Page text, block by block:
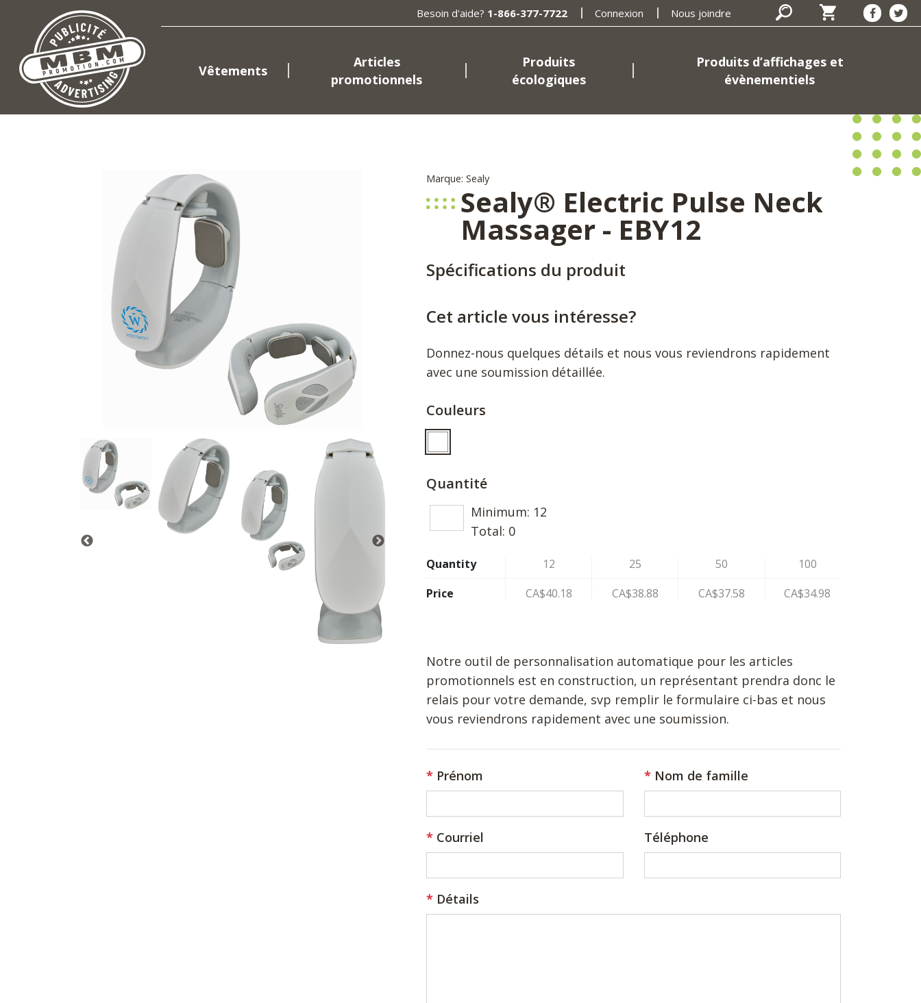
Besoin d'aide? 1-866-377-7722 Connexion Nous joindre
Vêtements
Articles
promotionnels
Produits
écologiques
Produits d’affichages et
évènementiels
Marque: Sealy
Sealy® Electric Pulse Neck
Massager - EBY12
Spécifications du produit
Cet article vous intéresse?
Donnez-nous quelques détails et nous vous reviendrons rapidement
avec une soumission détaillée.
Couleurs
Quantité
Minimum: 12
Total: 0
Quantity 12 25 50
100
Price
CA$40.18 CA$38.88 CA$37.58 CA$34.98
Notre outil de personnalisation automatique pour les articles
promotionnels est en construction, un représentant prendra donc le
relais pour votre demande, svp remplir le formulaire ci-bas et nous
vous reviendrons rapidement avec une soumission.
Prénom Nom de famille
Courriel Téléphone
Détails